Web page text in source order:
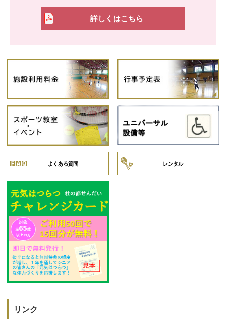
詳しくはこちら
よくある質問 レンタル
リンク